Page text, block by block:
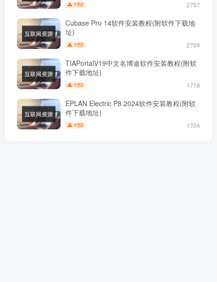
Y币2 2757
Cubase Pro 14软件安装教程(附软件下载地
址)
Y币2 2709
TIAPortalV19中文名博途软件安装教程(附软
件下载地址)
Y币2 1718
EPLAN Electric P8 2024软件安装教程(附软
件下载地址)
Y币2 1704